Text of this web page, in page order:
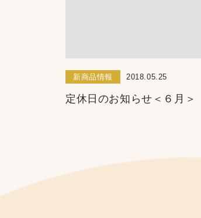
新商品情報 2018.05.25
定休日のお知らせ＜６月＞